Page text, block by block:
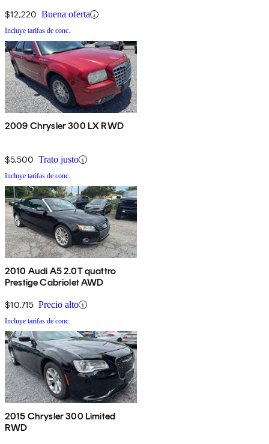
$12,220 Buena oferta
Incluye tarifas de conc.
2009 Chrysler 300 LX RWD
$5,500 Trato justo
Incluye tarifas de conc.
2010 Audi A5 2.0T quattro
Prestige Cabriolet AWD
$10,715 Precio alto
Incluye tarifas de conc.
2015 Chrysler 300 Limited
RWD